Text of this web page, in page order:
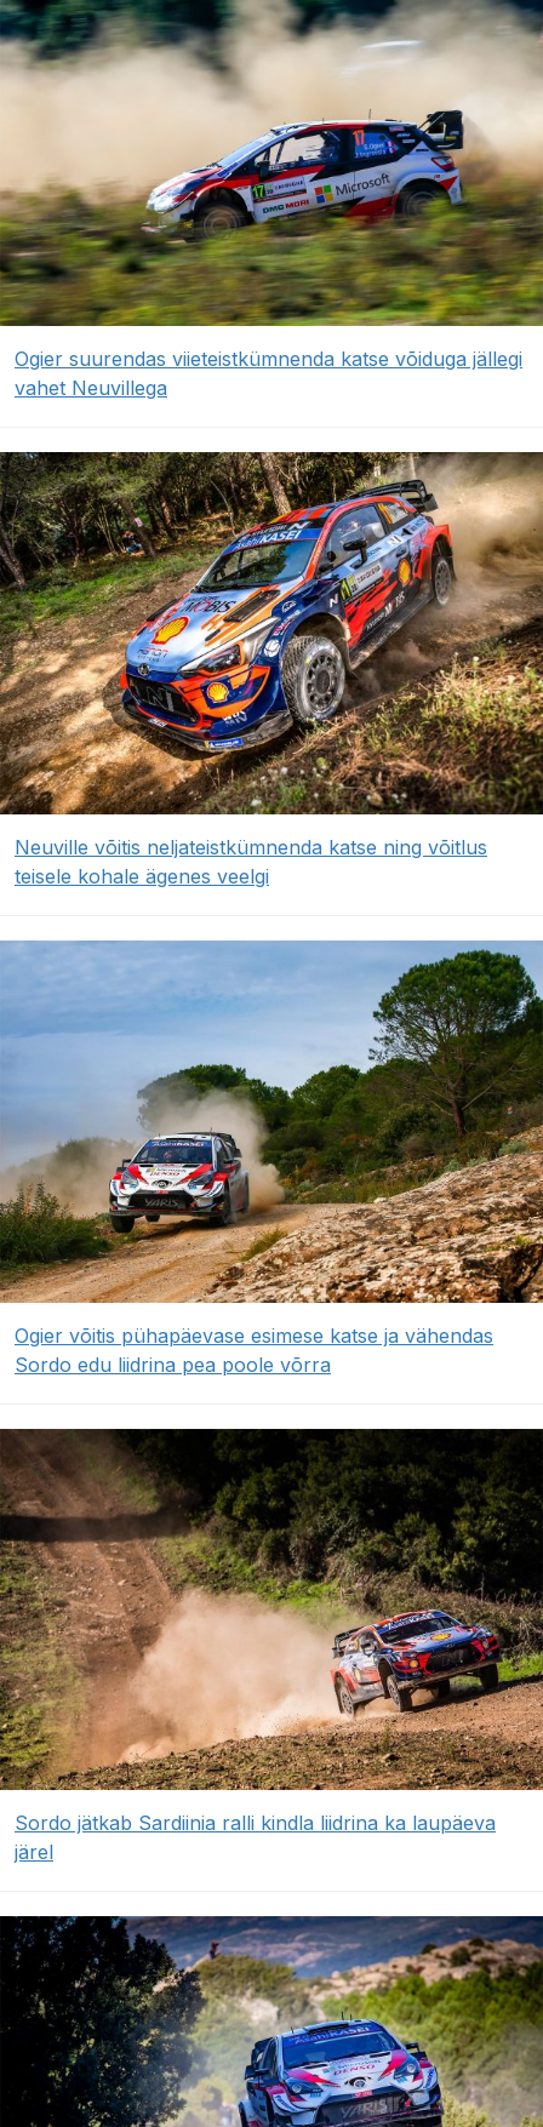
Ogier suurendas viieteistkümnenda katse võiduga jällegi
vahet Neuvillega
Neuville võitis neljateistkümnenda katse ning võitlus
teisele kohale ägenes veelgi
Ogier võitis pühapäevase esimese katse ja vähendas
Sordo edu liidrina pea poole võrra
Sordo jätkab Sardiinia ralli kindla liidrina ka laupäeva
järel